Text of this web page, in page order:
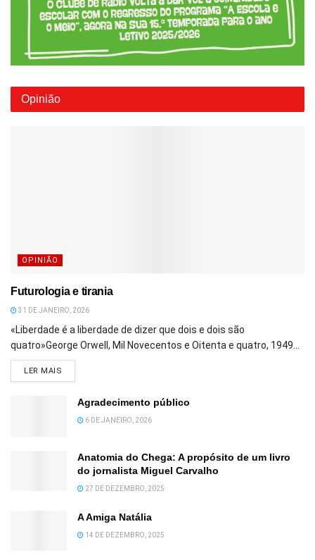
Opinião
OPINIÃO
Futurologia e tirania
31 DE JANEIRO, 2026
«Liberdade é a liberdade de dizer que dois e dois são
quatro»George Orwell, Mil Novecentos e Oitenta e quatro, 1949...
LER MAIS
Agradecimento público
6 DE JANEIRO, 2026
Anatomia do Chega: A propósito de um livro
do jornalista Miguel Carvalho
27 DE DEZEMBRO, 2025
A Amiga Natália
14 DE DEZEMBRO, 2025